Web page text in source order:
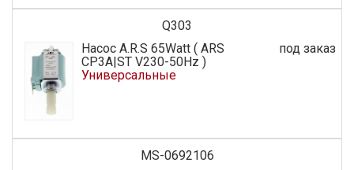
Q303
Насос A.R.S 65Watt ( ARS
CP3A|ST V230-50Hz )
Универсальные
под заказ
MS-0692106